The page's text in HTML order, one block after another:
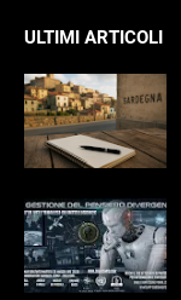
ULTIMI ARTICOLI